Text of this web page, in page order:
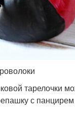
тарелочки
с панцирем